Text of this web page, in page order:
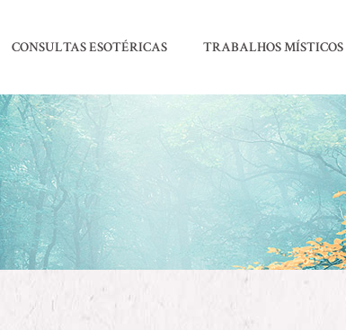
CONSULTAS ESOTÉRICAS TRABALHOS MÍSTICOS